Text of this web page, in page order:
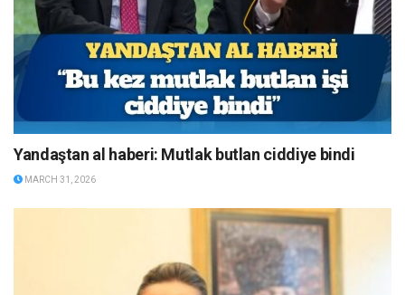
Yandaştan al haberi: Mutlak butlan ciddiye bindi
MARCH 31, 2026